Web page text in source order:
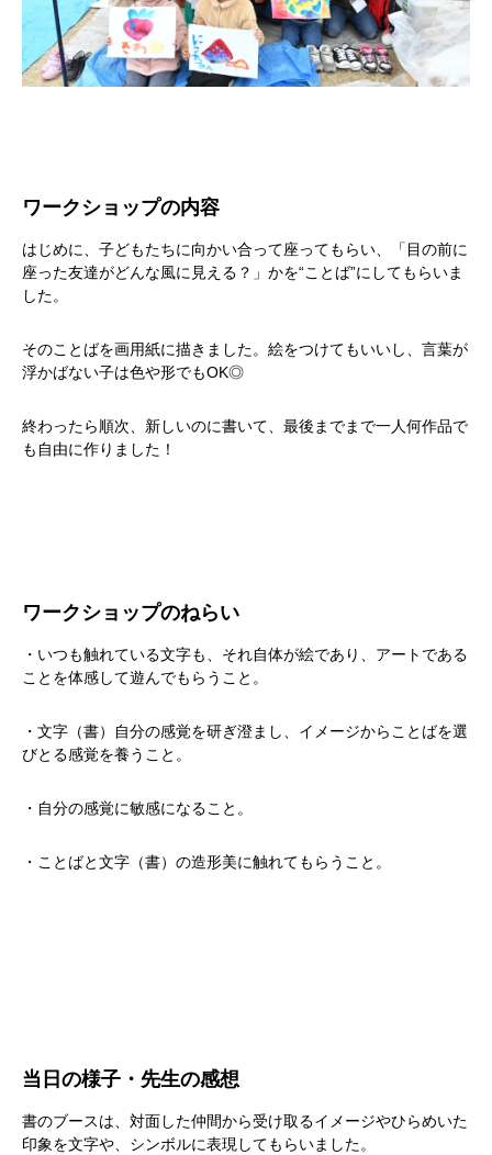
ワークショップの内容
はじめに、子どもたちに向かい合って座ってもらい、「目の前に
座った友達がどんな風に見える？」かを“ことば”にしてもらいま
した。
そのことばを画用紙に描きました。絵をつけてもいいし、言葉が
浮かばない子は色や形でもOK◎
終わったら順次、新しいのに書いて、最後までまで一人何作品で
も自由に作りました！
ワークショップのねらい
・いつも触れている文字も、それ自体が絵であり、アートである
ことを体感して遊んでもらうこと。
・文字（書）自分の感覚を研ぎ澄まし、イメージからことばを選
びとる感覚を養うこと。
・自分の感覚に敏感になること。
・ことばと文字（書）の造形美に触れてもらうこと。
当日の様子・先生の感想
書のブースは、対面した仲間から受け取るイメージやひらめいた
印象を文字や、シンボルに表現してもらいました。